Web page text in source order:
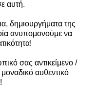
αυτή.
δημιουργήματα της
ανυπομονούμε να
σας αντικείμενο /
αυθεντικό